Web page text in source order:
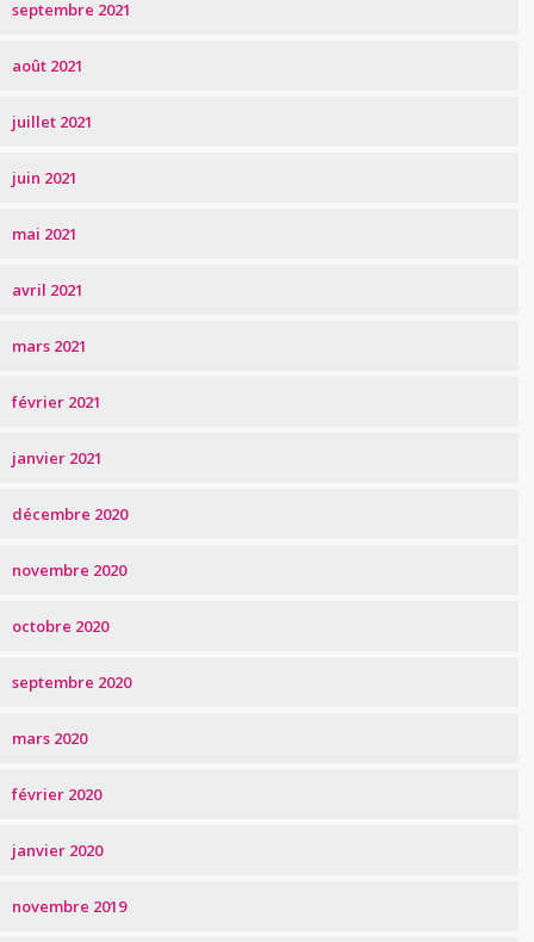
septembre 2021
août 2021
juillet 2021
juin 2021
mai 2021
avril 2021
mars 2021
février 2021
janvier 2021
décembre 2020
novembre 2020
octobre 2020
septembre 2020
mars 2020
février 2020
janvier 2020
novembre 2019